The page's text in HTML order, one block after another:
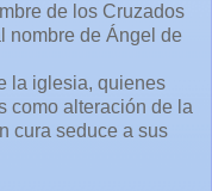
de los Cruzados
nombre de Ángel de
la iglesia, quienes
como alteración de la
cura seduce a sus